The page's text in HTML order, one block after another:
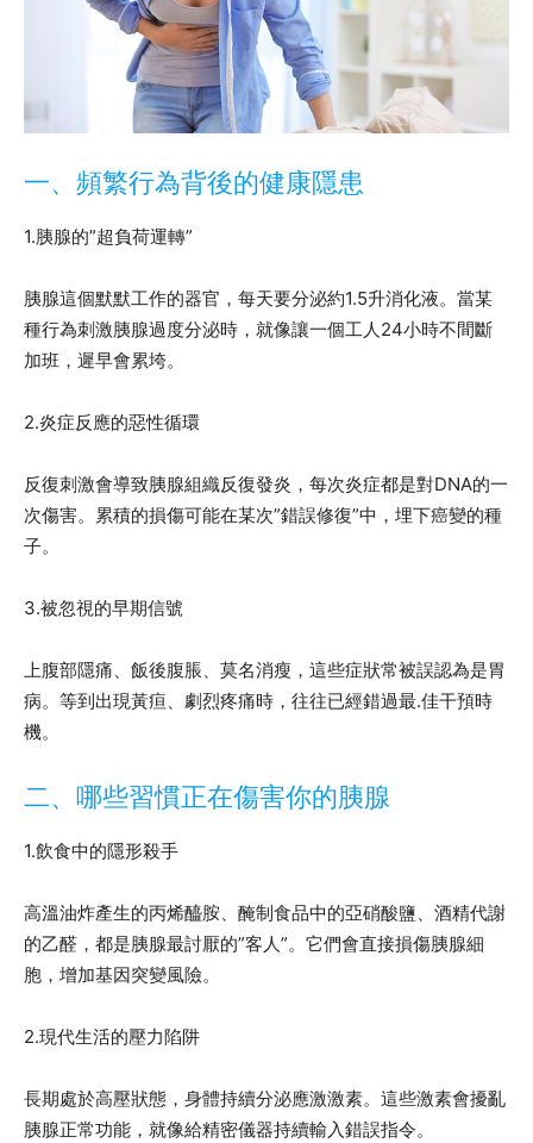
一、頻繁行為背後的健康隱患
1.胰腺的”超負荷運轉”
胰腺這個默默工作的器官，每天要分泌約1.5升消化液。當某
種行為刺激胰腺過度分泌時，就像讓一個工人24小時不間斷
加班，遲早會累垮。
2.炎症反應的惡性循環
反復刺激會導致胰腺組織反復發炎，每次炎症都是對DNA的一
次傷害。累積的損傷可能在某次”錯誤修復”中，埋下癌變的種
子。
3.被忽視的早期信號
上腹部隱痛、飯後腹脹、莫名消瘦，這些症狀常被誤認為是胃
病。等到出現黃疸、劇烈疼痛時，往往已經錯過最.佳干預時
機。
二、哪些習慣正在傷害你的胰腺
1.飲食中的隱形殺手
高溫油炸產生的丙烯醯胺、醃制食品中的亞硝酸鹽、酒精代謝
的乙醛，都是胰腺最討厭的”客人”。它們會直接損傷胰腺細
胞，增加基因突變風險。
2.現代生活的壓力陷阱
長期處於高壓狀態，身體持續分泌應激激素。這些激素會擾亂
胰腺正常功能，就像給精密儀器持續輸入錯誤指令。